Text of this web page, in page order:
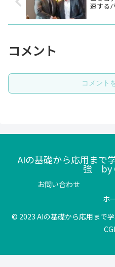
速する
コメント
コメント
AIの基礎から応用まで
強 by
お問い合わせ
ホ
© 2023 AIの基礎から応用まで